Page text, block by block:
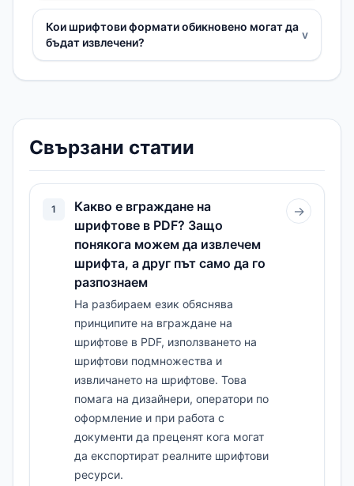
Кои шрифтови формати обикновено могат да
бъдат извлечени?
v
Свързани статии
1
Какво е вграждане на
шрифтове в PDF? Защо
понякога можем да извлечем
шрифта, а друг път само да го
разпознаем
На разбираем език обяснява
принципите на вграждане на
шрифтове в PDF, използването на
шрифтови подмножества и
извличането на шрифтове. Това
помага на дизайнери, оператори по
оформление и при работа с
документи да преценят кога могат
да експортират реалните шрифтови
ресурси.
→